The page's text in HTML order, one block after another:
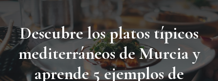
Descubre los platos típicos
mediterráneos de Murcia y
aprende 5 ejemplos de